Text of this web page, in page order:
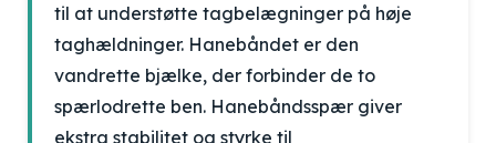
til at understøtte tagbelægninger på høje
taghældninger. Hanebåndet er den
vandrette bjælke, der forbinder de to
spærlodrette ben. Hanebåndsspær giver
ekstra stabilitet og styrke til